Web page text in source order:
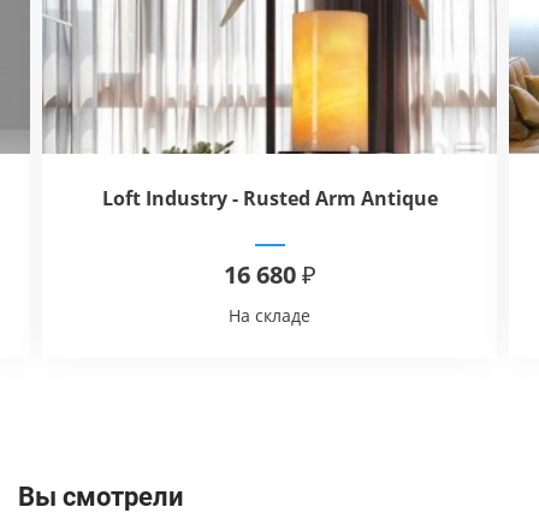
Loft Industry - Rusted Arm Antique
16 680 ₽
На складе
Вы смотрели